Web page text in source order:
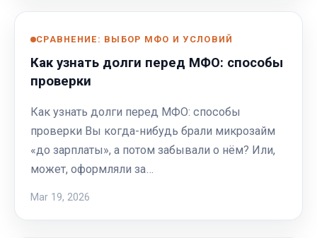
СРАВНЕНИЕ: ВЫБОР МФО И УСЛОВИЙ
Как узнать долги перед МФО: способы
проверки
Как узнать долги перед МФО: способы
проверки Вы когда-нибудь брали микрозайм
«до зарплаты», а потом забывали о нём? Или,
может, оформляли за…
Mar 19, 2026